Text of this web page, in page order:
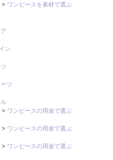
> ワンピースを素材で選ぶ
ン
ツ
> ワンピースの用途で選ぶ
> ワンピースの用途で選ぶ
> ワンピースの用途で選ぶ